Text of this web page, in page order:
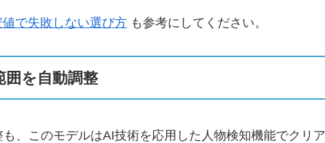
で失敗しない選び方 も参考にしてください。
囲を自動調整
、このモデルはAI技術を応用した人物検知機能でクリア